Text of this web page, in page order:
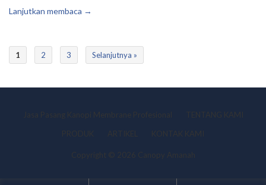
Lanjutkan membaca →
1 2 3 Selanjutnya »
Jasa Pasang Kanopi Membrane Profesional
TENTANG KAMI
PRODUK
ARTIKEL KONTAK KAMI
Copyright © 2026 Canopy Amanah